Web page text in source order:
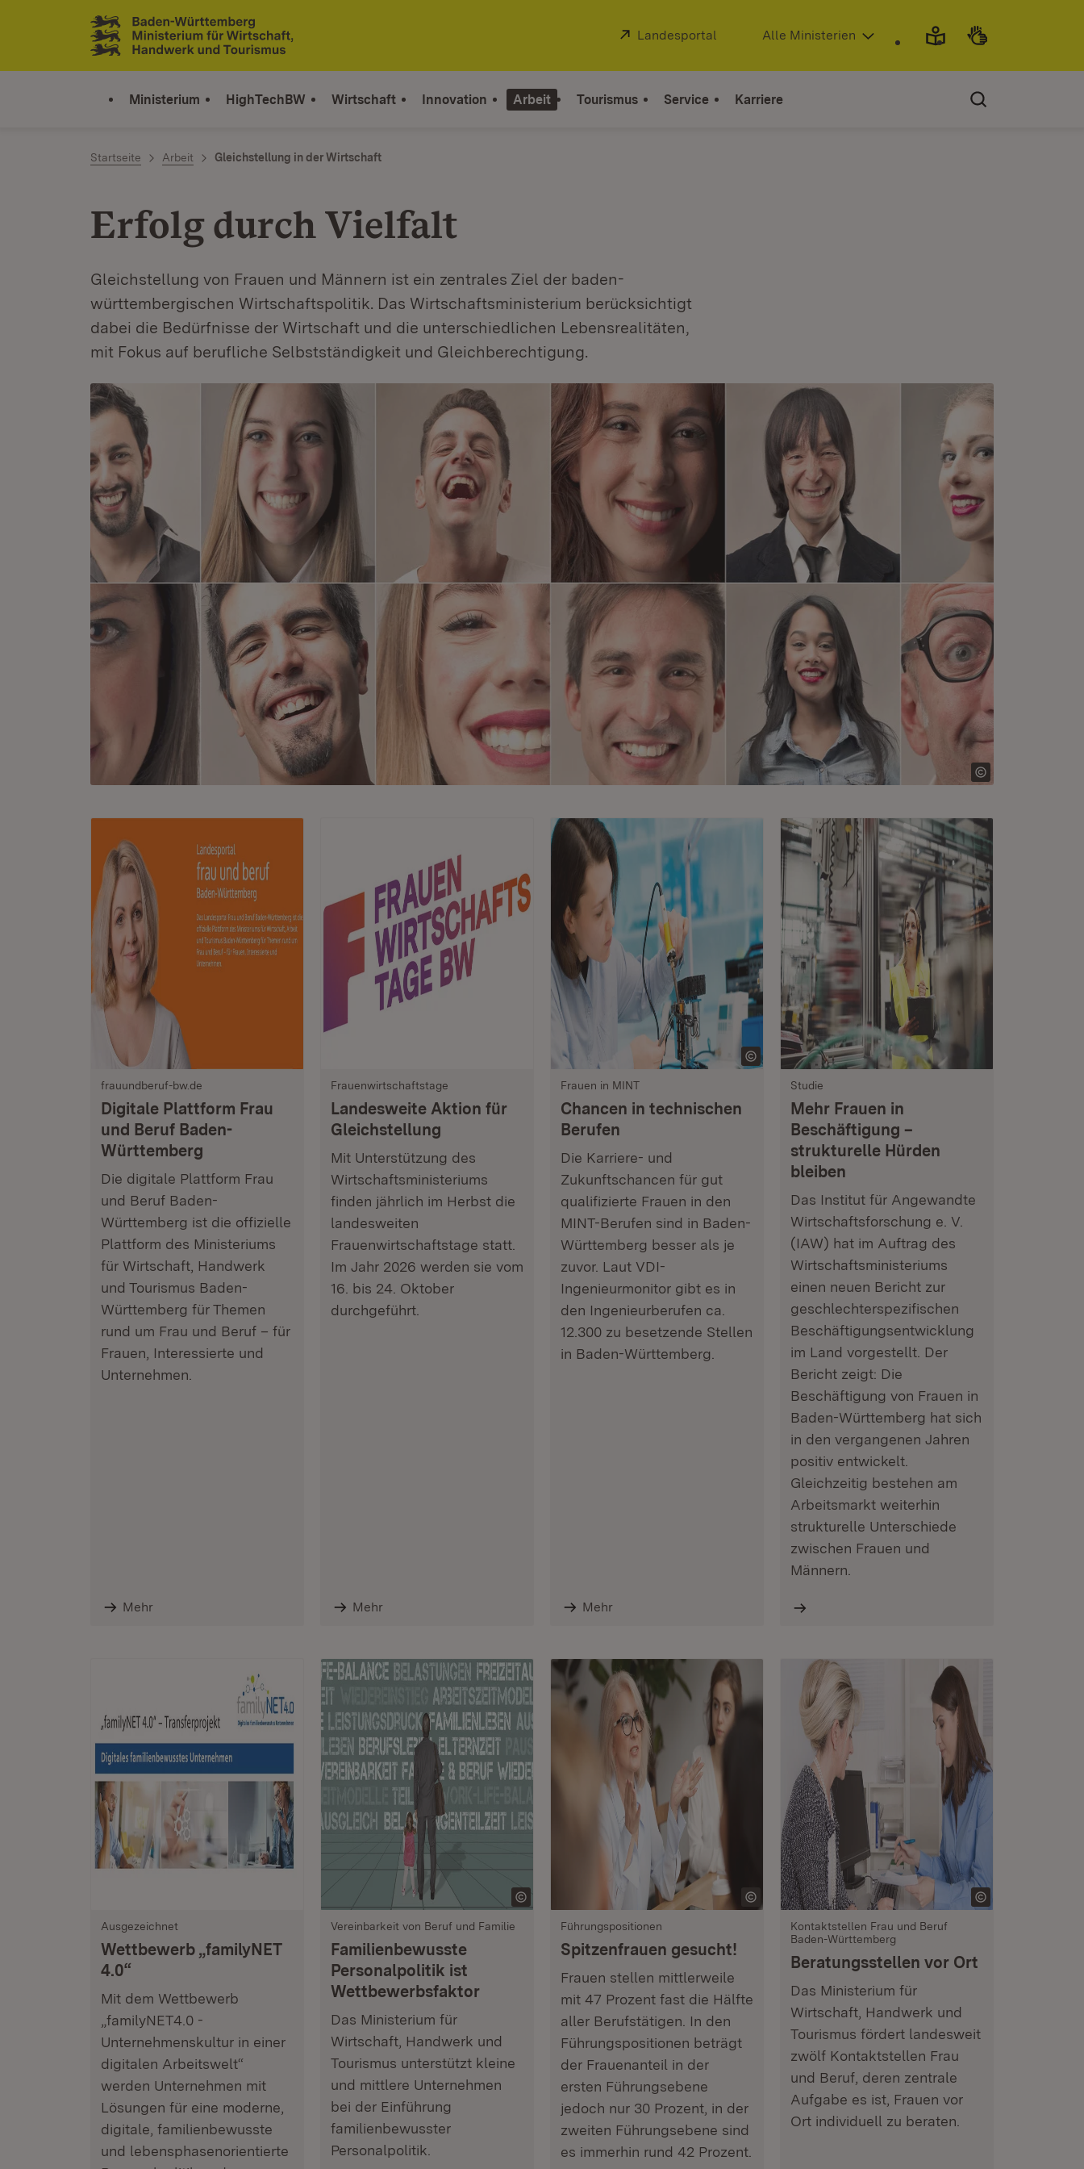
Zum Inhalt springen
Link zur Startseite
Extern:
Landesportal (Öffnet in neuem Fenster)
Alle Ministerien
Ministerium HighTechBW Wirtschaft Innovation Arbeit Tourismus Service Karriere
Startseite Arbeit Gleichstellung in der Wirtschaft
Erfolg durch Vielfalt
Gleichstellung von Frauen und Männern ist ein zentrales Ziel der baden-
württembergischen Wirtschaftspolitik. Das Wirtschaftsministerium berücksichtigt
dabei die Bedürfnisse der Wirtschaft und die unterschiedlichen Lebensrealitäten,
mit Fokus auf berufliche Selbstständigkeit und Gleichberechtigung.
frauundberuf-bw.de
Digitale Plattform Frau
und Beruf Baden-
Württemberg
Die digitale Plattform Frau
und Beruf Baden-
Württemberg ist die offizielle
Plattform des Ministeriums
für Wirtschaft, Handwerk
und Tourismus Baden-
Württemberg für Themen
rund um Frau und Beruf – für
Frauen, Interessierte und
Unternehmen.
Mehr
Frauenwirtschaftstage
Landesweite Aktion für
Gleichstellung
Mit Unterstützung des
Wirtschaftsministeriums
finden jährlich im Herbst die
landesweiten
Frauenwirtschaftstage statt.
Im Jahr 2026 werden sie vom
16. bis 24. Oktober
durchgeführt.
Mehr
Frauen in MINT
Chancen in technischen
Berufen
Die Karriere- und
Zukunftschancen für gut
qualifizierte Frauen in den
MINT-Berufen sind in Baden-
Württemberg besser als je
zuvor. Laut VDI-
Ingenieurmonitor gibt es in
den Ingenieurberufen ca.
12.300 zu besetzende Stellen
in Baden-Württemberg.
Mehr
Studie
Mehr Frauen in
Beschäftigung –
strukturelle Hürden
bleiben
Das Institut für Angewandte
Wirtschaftsforschung e. V.
(IAW) hat im Auftrag des
Wirtschaftsministeriums
einen neuen Bericht zur
geschlechterspezifischen
Beschäftigungsentwicklung
im Land vorgestellt. Der
Bericht zeigt: Die
Beschäftigung von Frauen in
Baden-Württemberg hat sich
in den vergangenen Jahren
positiv entwickelt.
Gleichzeitig bestehen am
Arbeitsmarkt weiterhin
strukturelle Unterschiede
zwischen Frauen und
Männern.
Ausgezeichnet
Wettbewerb „familyNET
4.0“
Mit dem Wettbewerb
„familyNET4.0 -
Unternehmenskultur in einer
digitalen Arbeitswelt“
werden Unternehmen mit
Lösungen für eine moderne,
digitale, familienbewusste
und lebensphasenorientierte
Vereinbarkeit von Beruf und Familie
Familienbewusste
Personalpolitik ist
Wettbewerbsfaktor
Das Ministerium für
Wirtschaft, Handwerk und
Tourismus unterstützt kleine
und mittlere Unternehmen
bei der Einführung
familienbewusster
Personalpolitik.
Führungspositionen
Spitzenfrauen gesucht!
Frauen stellen mittlerweile
mit 47 Prozent fast die Hälfte
aller Berufstätigen. In den
Führungspositionen beträgt
der Frauenanteil in der
ersten Führungsebene
jedoch nur 30 Prozent, in der
zweiten Führungsebene sind
es immerhin rund 42 Prozent.
Kontaktstellen Frau und Beruf
Baden-Württemberg
Beratungsstellen vor Ort
Das Ministerium für
Wirtschaft, Handwerk und
Tourismus fördert landesweit
zwölf Kontaktstellen Frau
und Beruf, deren zentrale
Aufgabe es ist, Frauen vor
Ort individuell zu beraten.